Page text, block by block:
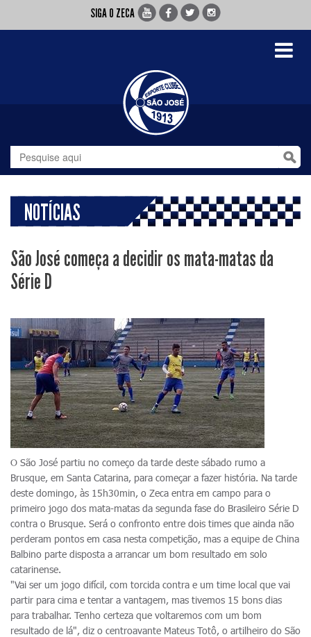
SIGA O ZECA
Toggle
NOTÍCIAS
São José começa a decidir os mata-matas da
Série D
O São José partiu no começo da tarde deste sábado rumo a
Brusque, em Santa Catarina, para começar a fazer história. Na tarde
deste domingo, às 15h30min, o Zeca entra em campo para o
primeiro jogo dos mata-matas da segunda fase do Brasileiro Série D
contra o Brusque. Será o confronto entre dois times que ainda não
perderam pontos em casa nesta competição, mas a equipe de China
Balbino parte disposta a arrancar um bom resultado em solo
catarinense.
"Vai ser um jogo difícil, com torcida contra e um time local que vai
partir para cima e tentar a vantagem, mas tivemos 15 bons dias
para trabalhar. Tenho certeza que voltaremos com um bom
resultado de lá", diz o centroavante Mateus Totô, o artilheiro do São